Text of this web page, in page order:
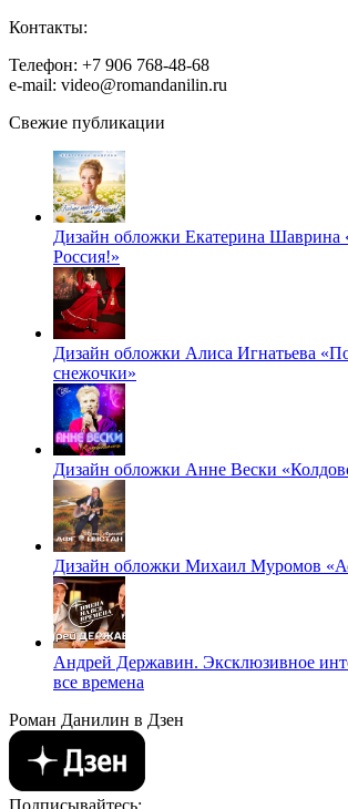
Контакты:
Телефон: +7 906 768-48-68
e-mail: video@romandanilin.ru
Свежие публикации
Дизайн обложки Екатерина
Россия!»
Дизайн обложки Алиса Игнатьева
снежочки»
Дизайн обложки Анне Вески
Дизайн обложки Михаил Муромов
Андрей Державин. Эксклюзивное
все времена
Роман Данилин в Дзен
Подписывайтесь: